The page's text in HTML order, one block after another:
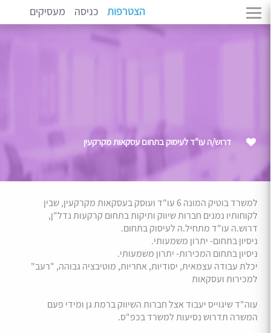
הצטרפות כניסה מעסיקים
דרוש/ה עו"ד לעיסוק בתחום עסקאות מקרקעין
למשרד בוטיק המונה 6 עו"ד ועוסק בעסקאות מקרקעין, שבין
לקוחותיו נמנים חברות שיווק ותיקות בתחום קרקעות נדל"ן,
דרוש.ה עו"ד מתחיל.ה לעיסוק בתחום.
ניסיון בתחום- יתרון משמעותי.
ניסיון בתחום המכירות- יתרון משמעותי.
יכלת עבודה עצמאית, יסודיות, אחריות, מוטיבציה גבוהה, "רעב"
למכירות ועסקאות
עוה"ד שיגוייס יעבוד אצל חברות השיווק ברמת גן ומידי פעם
המשרה תדרוש נסיעות למשרד בכפ"ס.